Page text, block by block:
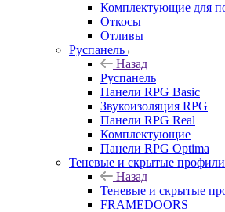
Комплектующие для
Откосы
Отливы
Руспанель
Назад
Руспанель
Панели RPG Basic
Звукоизоляция RPG
Панели RPG Real
Комплектующие
Панели RPG Optima
Теневые и скрытые профили
Назад
Теневые и скрытые
FRAMEDOORS